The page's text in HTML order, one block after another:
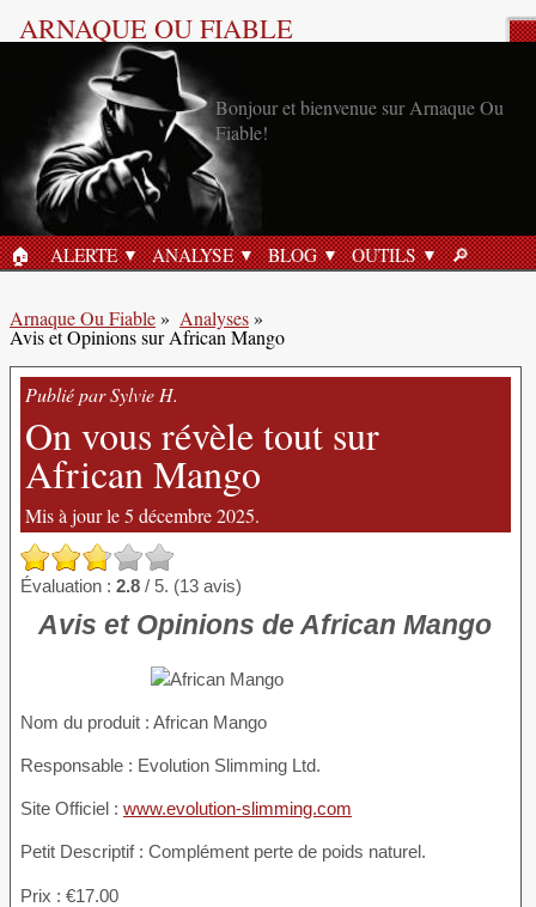
ARNAQUE OU FIABLE
Fiable!
ACCUEIL
🏠︎ ALERTE ANALYSE BLOG OUTILS 🔎︎
Arnaque Ou Fiable» Analyses»
Avis et Opinions sur African Mango
Publié par Sylvie H.
On vous révèle tout sur
African Mango
Mis à jour le 5 décembre 2025.
Évaluation : 2.8 / 5. (13 avis)
Avis et Opinions de African Mango
Nom du produit : African Mango
Responsable : Evolution Slimming Ltd.
Site Officiel : www.evolution-slimming.com
Petit Descriptif : Complément perte de poids naturel.
Prix : €17.00